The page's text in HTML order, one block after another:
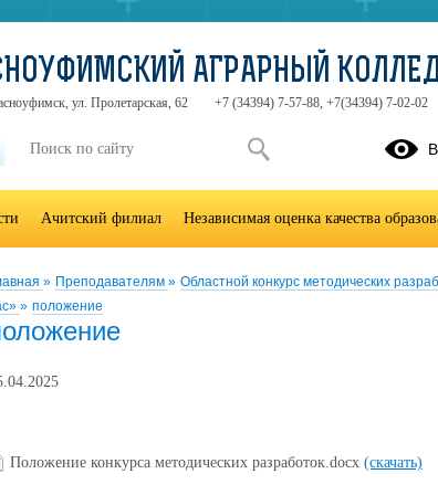
» Преподавателям » Областной конкурс методических
» положение
Положение конкурса методических разработок.docx (скачать)
АГРАРНЫЙ
ул. Пролетарская, 62 +7 (34394) 7-57-88, +7(34394) 7-02-02
Ачитский филиал Независимая оценка качества